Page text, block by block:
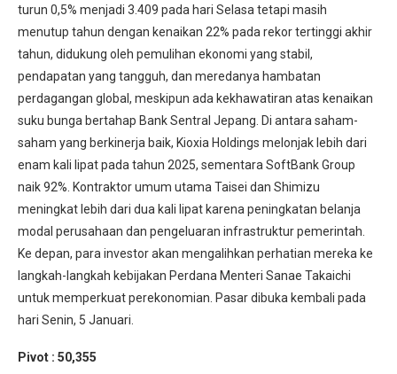
turun 0,5% menjadi 3.409 pada hari Selasa tetapi masih
menutup tahun dengan kenaikan 22% pada rekor tertinggi akhir
tahun, didukung oleh pemulihan ekonomi yang stabil,
pendapatan yang tangguh, dan meredanya hambatan
perdagangan global, meskipun ada kekhawatiran atas kenaikan
suku bunga bertahap Bank Sentral Jepang. Di antara saham-
saham yang berkinerja baik, Kioxia Holdings melonjak lebih dari
enam kali lipat pada tahun 2025, sementara SoftBank Group
naik 92%. Kontraktor umum utama Taisei dan Shimizu
meningkat lebih dari dua kali lipat karena peningkatan belanja
modal perusahaan dan pengeluaran infrastruktur pemerintah.
Ke depan, para investor akan mengalihkan perhatian mereka ke
langkah-langkah kebijakan Perdana Menteri Sanae Takaichi
untuk memperkuat perekonomian. Pasar dibuka kembali pada
hari Senin, 5 Januari.
Pivot : 50,355